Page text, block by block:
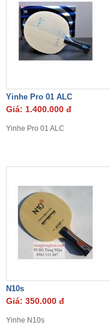
Yinhe Pro 01 ALC
Giá: 1.400.000 đ
Yinhe Pro 01 ALC
N10s
Giá: 350.000 đ
Yinhe N10s